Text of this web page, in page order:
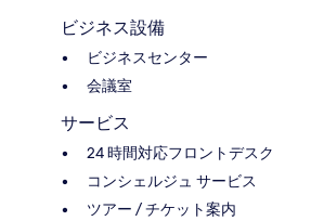
ビジネス設備
ビジネスセンター
会議室
サービス
24 時間対応フロントデスク
コンシェルジュ サービス
ツアー / チケット案内